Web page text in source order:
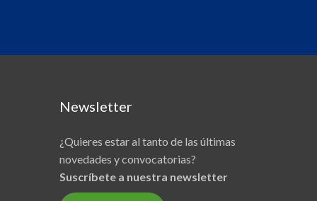
Newsletter
¿Quieres estar al tanto de las últimas
novedades y convocatorias?
Suscríbete a nuestra newsletter